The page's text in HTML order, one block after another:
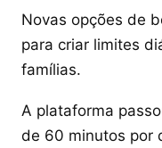
Novas opções de
para criar limites
famílias.
A plataforma
de 60 minutos por